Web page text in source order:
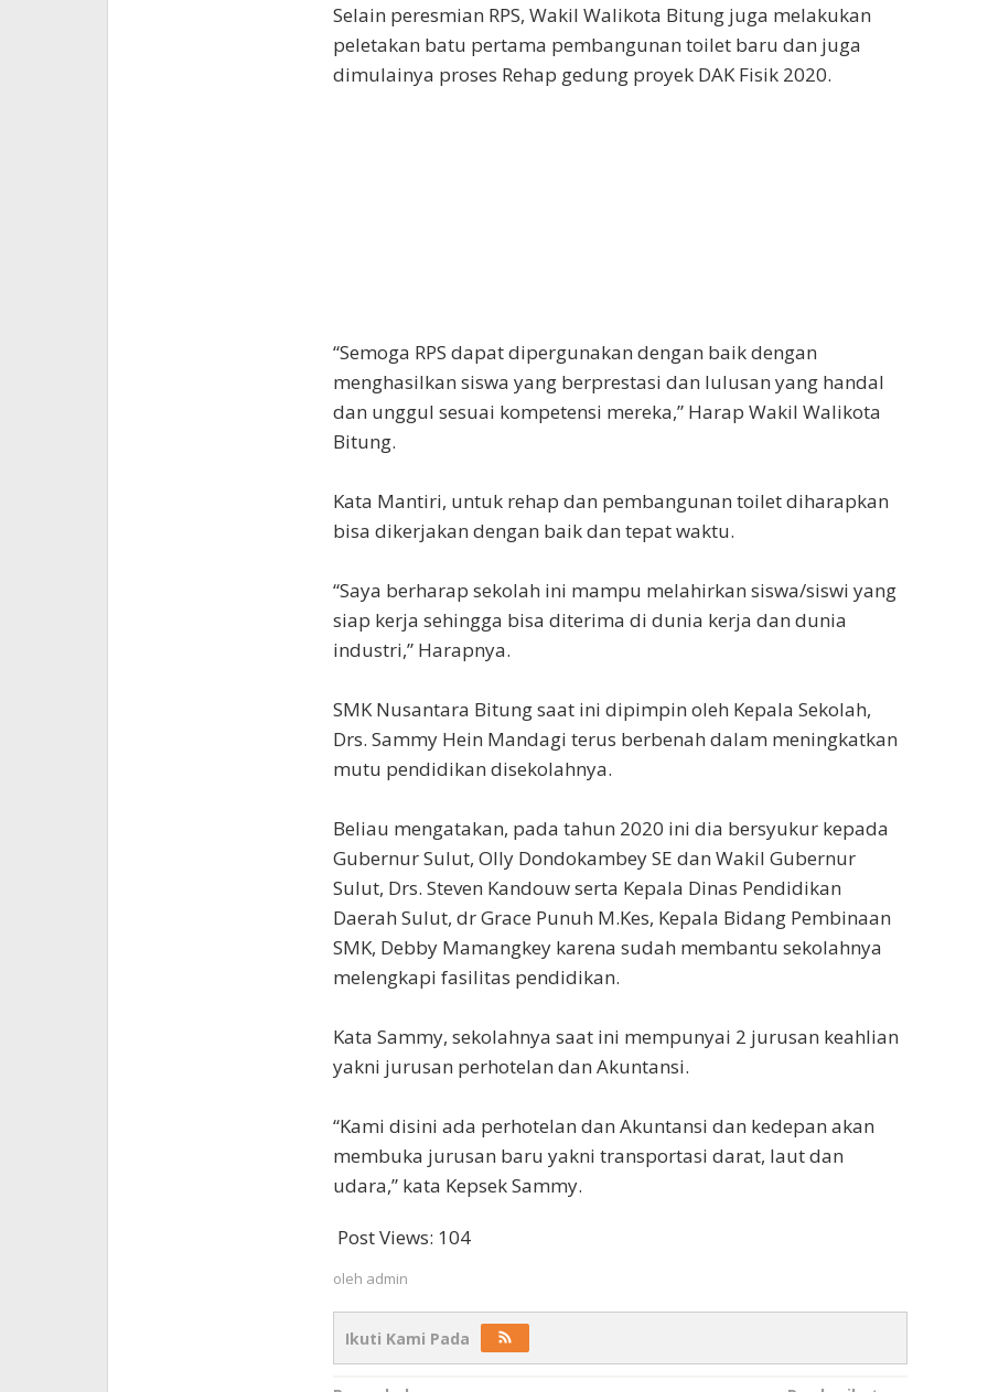
Selain peresmian RPS, Wakil Walikota Bitung juga melakukan
peletakan batu pertama pembangunan toilet baru dan juga
dimulainya proses Rehap gedung proyek DAK Fisik 2020.
“Semoga RPS dapat dipergunakan dengan baik dengan
menghasilkan siswa yang berprestasi dan lulusan yang handal
dan unggul sesuai kompetensi mereka,” Harap Wakil Walikota
Bitung.
Kata Mantiri, untuk rehap dan pembangunan toilet diharapkan
bisa dikerjakan dengan baik dan tepat waktu.
“Saya berharap sekolah ini mampu melahirkan siswa/siswi yang
siap kerja sehingga bisa diterima di dunia kerja dan dunia
industri,” Harapnya.
SMK Nusantara Bitung saat ini dipimpin oleh Kepala Sekolah,
Drs. Sammy Hein Mandagi terus berbenah dalam meningkatkan
mutu pendidikan disekolahnya.
Beliau mengatakan, pada tahun 2020 ini dia bersyukur kepada
Gubernur Sulut, Olly Dondokambey SE dan Wakil Gubernur
Sulut, Drs. Steven Kandouw serta Kepala Dinas Pendidikan
Daerah Sulut, dr Grace Punuh M.Kes, Kepala Bidang Pembinaan
SMK, Debby Mamangkey karena sudah membantu sekolahnya
melengkapi fasilitas pendidikan.
Kata Sammy, sekolahnya saat ini mempunyai 2 jurusan keahlian
yakni jurusan perhotelan dan Akuntansi.
“Kami disini ada perhotelan dan Akuntansi dan kedepan akan
membuka jurusan baru yakni transportasi darat, laut dan
udara,” kata Kepsek Sammy.
Post Views: 104
oleh admin
Ikuti Kami Pada